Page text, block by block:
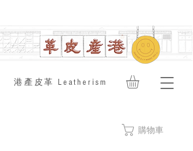
​港產皮革 Leatherism
購物車